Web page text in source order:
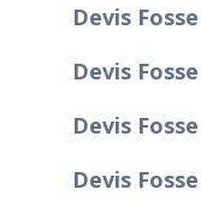
Devis
Devis
Devis
Devis